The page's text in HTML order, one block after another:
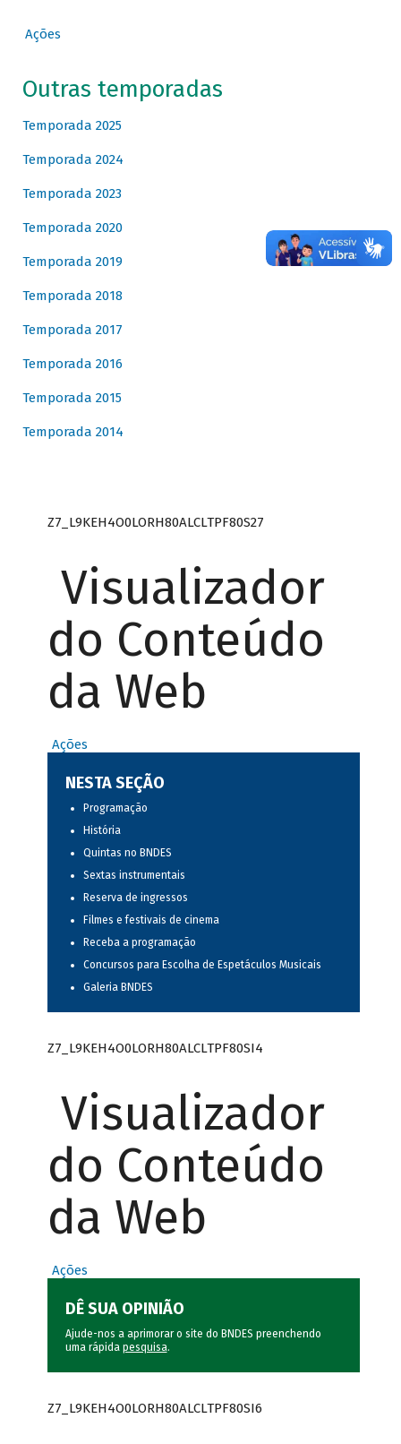
Ações
Outras temporadas
Temporada 2025
Temporada 2024
Temporada 2023
Temporada 2020
Temporada 2019
Temporada 2018
Temporada 2017
Temporada 2016
Temporada 2015
Temporada 2014
Z7_L9KEH4O0LORH80ALCLTPF80S27
Visualizador
do Conteúdo
da Web
Ações
NESTA SEÇÃO
Programação
História
Quintas no BNDES
Sextas instrumentais
Reserva de ingressos
Filmes e festivais de cinema
Receba a programação
Concursos para Escolha de Espetáculos Musicais
Galeria BNDES
Z7_L9KEH4O0LORH80ALCLTPF80SI4
Visualizador
do Conteúdo
da Web
Ações
DÊ SUA OPINIÃO
Ajude-nos a aprimorar o site do BNDES preenchendo
uma rápida pesquisa.
Z7_L9KEH4O0LORH80ALCLTPF80SI6